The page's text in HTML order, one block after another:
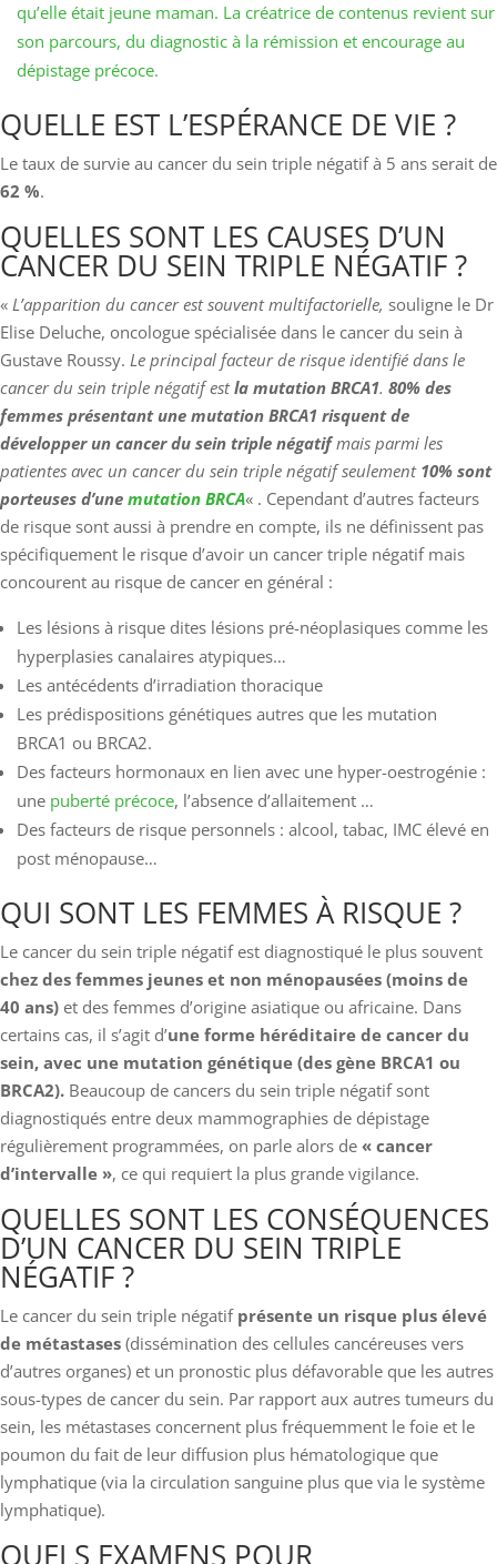
qu’elle était jeune maman. La créatrice de contenus revient sur
son parcours, du diagnostic à la rémission et encourage au
dépistage précoce.
QUELLE EST L’ESPÉRANCE DE VIE ?
Le taux de survie au cancer du sein triple négatif à 5 ans serait de
62 %.
QUELLES SONT LES CAUSES D’UN
CANCER DU SEIN TRIPLE NÉGATIF ?
« L’apparition du cancer est souvent multifactorielle, souligne le Dr
Elise Deluche, oncologue spécialisée dans le cancer du sein à
Gustave Roussy. Le principal facteur de risque identifié dans le
cancer du sein triple négatif estla mutation BRCA1. 80% des
femmes présentant une mutation BRCA1 risquent de
développer un cancer du sein triple négatifmais parmi les
patientes avec un cancer du sein triple négatif seulement 10% sont
porteuses d’une mutation BRCA« . Cependant d’autres facteurs
de risque sont aussi à prendre en compte, ils ne définissent pas
spécifiquement le risque d’avoir un cancer triple négatif mais
concourent au risque de cancer en général :
Les lésions à risque dites lésions pré-néoplasiques comme les
hyperplasies canalaires atypiques…
Les antécédents d’irradiation thoracique
Les prédispositions génétiques autres que les mutation
BRCA1 ou BRCA2.
Des facteurs hormonaux en lien avec une hyper-oestrogénie :
une puberté précoce, l’absence d’allaitement …
Des facteurs de risque personnels : alcool, tabac, IMC élevé en
post ménopause…
QUI SONT LES FEMMES À RISQUE ?
Le cancer du sein triple négatif est diagnostiqué le plus souvent
chez des femmes jeunes et non ménopausées (moins de
40 ans) et des femmes d’origine asiatique ou africaine. Dans
certains cas, il s’agit d’une forme héréditaire de cancer du
sein, avec une mutation génétique (des gène BRCA1 ou
BRCA2). Beaucoup de cancers du sein triple négatif sont
diagnostiqués entre deux mammographies de dépistage
régulièrement programmées, on parle alors de « cancer
d’intervalle », ce qui requiert la plus grande vigilance.
QUELLES SONT LES CONSÉQUENCES
D’UN CANCER DU SEIN TRIPLE
NÉGATIF ?
Le cancer du sein triple négatif présente un risque plus élevé
de métastases (dissémination des cellules cancéreuses vers
d’autres organes) et un pronostic plus défavorable que les autres
sous-types de cancer du sein. Par rapport aux autres tumeurs du
sein, les métastases concernent plus fréquemment le foie et le
poumon du fait de leur diffusion plus hématologique que
lymphatique (via la circulation sanguine plus que via le système
lymphatique).
QUELS EXAMENS POUR